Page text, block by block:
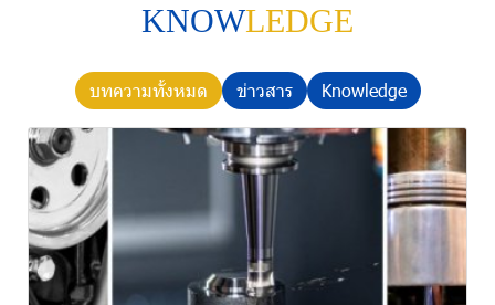
KNOWLEDGE
บทความทั้งหมด ข่าวสาร Knowledge